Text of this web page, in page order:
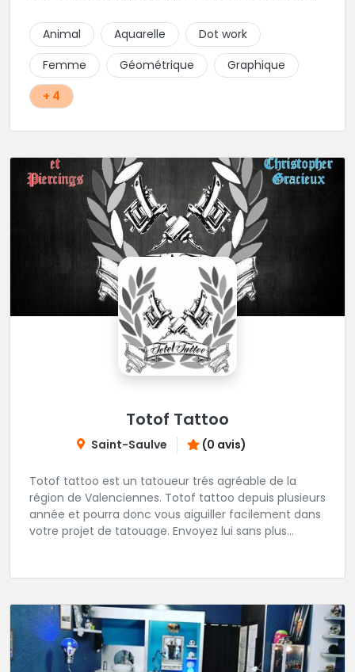
Animal
Aquarelle
Dot work
Femme
Géométrique
Graphique
+ 4
Totof Tattoo
Saint-Saulve (0 avis)
Totof tattoo est un tatoueur trés agréable de la
région de Valenciennes. Totof tattoo depuis plusieurs
année et pourra donc vous aiguiller facilement dans
votre projet de tatouage. Envoyez lui sans plus